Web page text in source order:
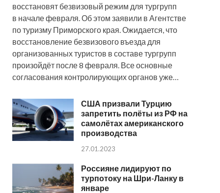
восстановят безвизовый режим для тургрупп
в начале февраля. Об этом заявили в Агентстве
по туризму Приморского края. Ожидается, что
восстановление безвизового въезда для
организованных туристов в составе тургрупп
произойдёт после 8 февраля. Все основные
согласования контролирующих органов уже…
США призвали Турцию
запретить полёты из РФ на
самолётах американского
производства
27.01.2023
Россияне лидируют по
турпотоку на Шри-Ланку в
январе